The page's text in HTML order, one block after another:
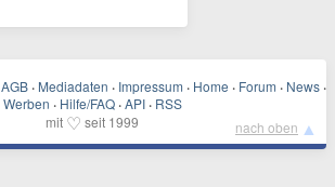
AGB · Mediadaten · Impressum · Home · Forum · News ·
Werben · Hilfe/FAQ · API · RSS
mit ♡ seit 1999 nach oben ▲